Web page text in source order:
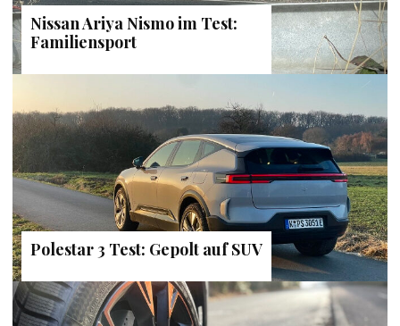
Nissan Ariya Nismo im Test:
Familiensport
Polestar 3 Test: Gepolt auf SUV